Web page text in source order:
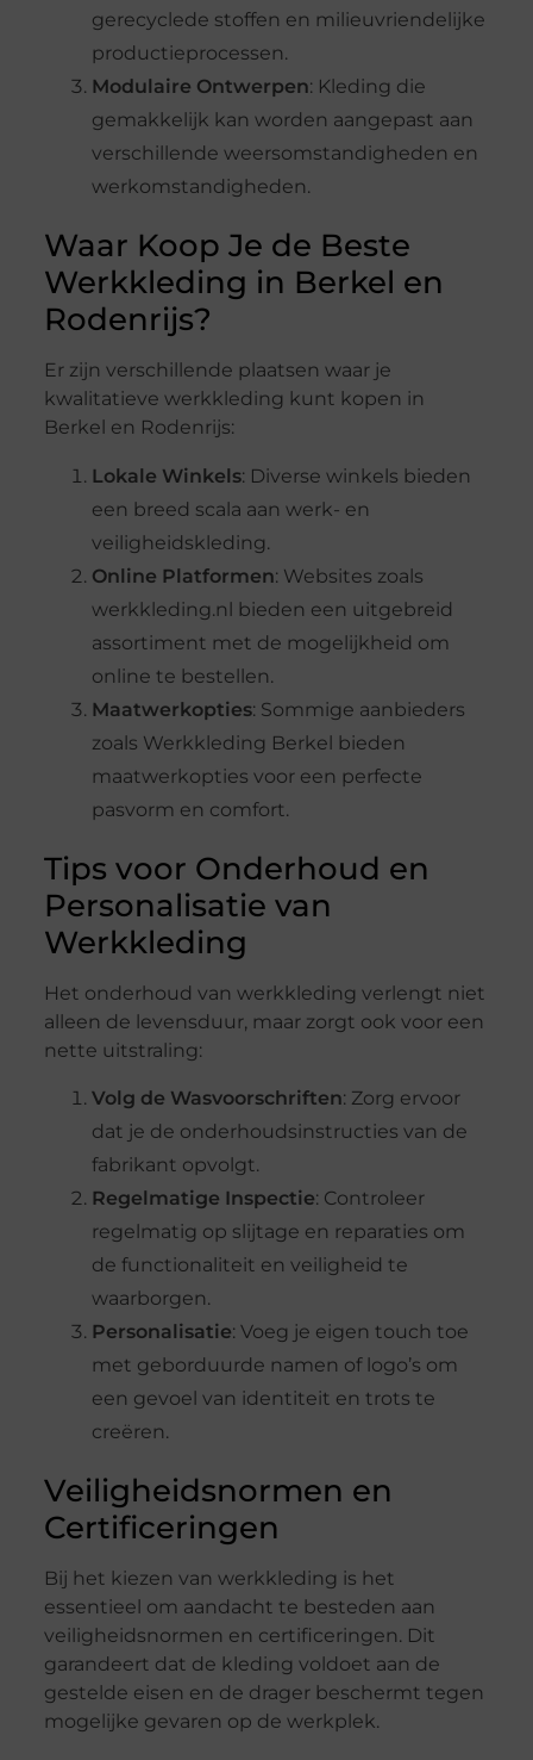
gerecyclede stoffen en milieuvriendelijke
productieprocessen.
Modulaire Ontwerpen: Kleding die
gemakkelijk kan worden aangepast aan
verschillende weersomstandigheden en
werkomstandigheden.
Waar Koop Je de Beste
Werkkleding in Berkel en
Rodenrijs?
Er zijn verschillende plaatsen waar je
kwalitatieve werkkleding kunt kopen in
Berkel en Rodenrijs:
Lokale Winkels: Diverse winkels bieden
een breed scala aan werk- en
veiligheidskleding.
Online Platformen: Websites zoals
werkkleding.nl bieden een uitgebreid
assortiment met de mogelijkheid om
online te bestellen.
Maatwerkopties: Sommige aanbieders
zoals Werkkleding Berkel bieden
maatwerkopties voor een perfecte
pasvorm en comfort.
Tips voor Onderhoud en
Personalisatie van
Werkkleding
Het onderhoud van werkkleding verlengt niet
alleen de levensduur, maar zorgt ook voor een
nette uitstraling:
Volg de Wasvoorschriften: Zorg ervoor
dat je de onderhoudsinstructies van de
fabrikant opvolgt.
Regelmatige Inspectie: Controleer
regelmatig op slijtage en reparaties om
de functionaliteit en veiligheid te
waarborgen.
Personalisatie: Voeg je eigen touch toe
met geborduurde namen of logo’s om
een gevoel van identiteit en trots te
creëren.
Veiligheidsnormen en
Certificeringen
Bij het kiezen van werkkleding is het
essentieel om aandacht te besteden aan
veiligheidsnormen en certificeringen. Dit
garandeert dat de kleding voldoet aan de
gestelde eisen en de drager beschermt tegen
mogelijke gevaren op de werkplek.